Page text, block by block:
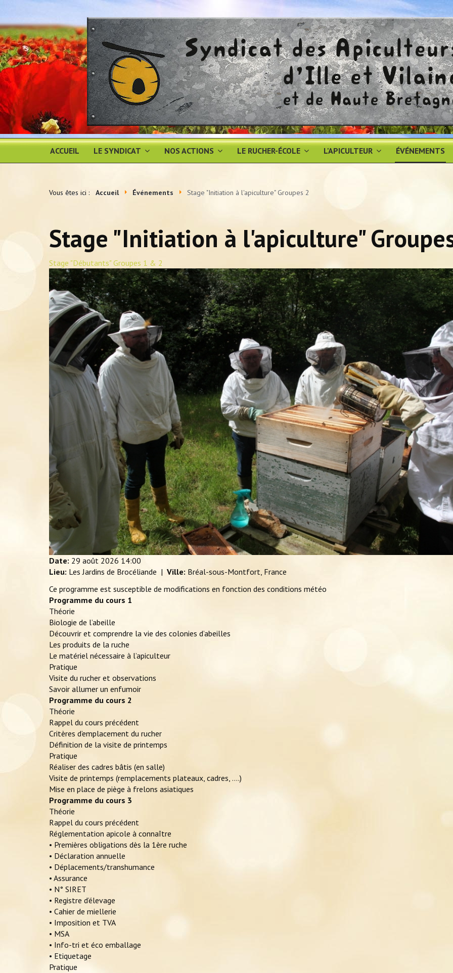
ACCUEIL LE SYNDICAT NOS ACTIONS LE RUCHER-ÉCOLE L'APICULTEUR ÉVÉNEMENTS
Vous êtes ici : Accueil Événements Stage "Initiation à l'apiculture" Groupes 2
Stage "Initiation à l'apiculture"
Stage "Débutants" Groupes 1 & 2
Date: 29 août 2026 14:00
Lieu: Les Jardins de Brocéliande | Ville: Bréal-sous-Montfort, France
Ce programme est susceptible de modifications en fonction des conditions météo
Programme du cours 1
Théorie
Biologie de l’abeille
Découvrir et comprendre la vie des colonies d’abeilles
Les produits de la ruche
Le matériel nécessaire à l’apiculteur
Pratique
Visite du rucher et observations
Savoir allumer un enfumoir
Programme du cours 2
Théorie
Rappel du cours précédent
Critères d’emplacement du rucher
Définition de la visite de printemps
Pratique
Réaliser des cadres bâtis (en salle)
Visite de printemps (remplacements plateaux, cadres, ….)
Mise en place de piège à frelons asiatiques
Programme du cours 3
Théorie
Rappel du cours précédent
Réglementation apicole à connaître
• Premières obligations dès la 1ère ruche
• Déclaration annuelle
• Déplacements/transhumance
• Assurance
• N° SIRET
• Registre d’élevage
• Cahier de miellerie
• Imposition et TVA
• MSA
• Info-tri et éco emballage
• Etiquetage
Pratique